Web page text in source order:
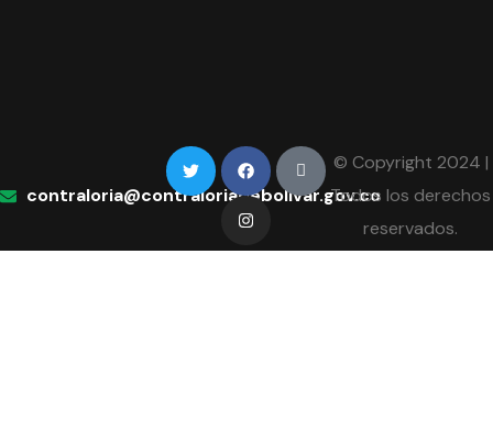
contraloria@contraloriadebolivar.gov.co
© Copyright 2024 |
Todos los derechos
reservados.